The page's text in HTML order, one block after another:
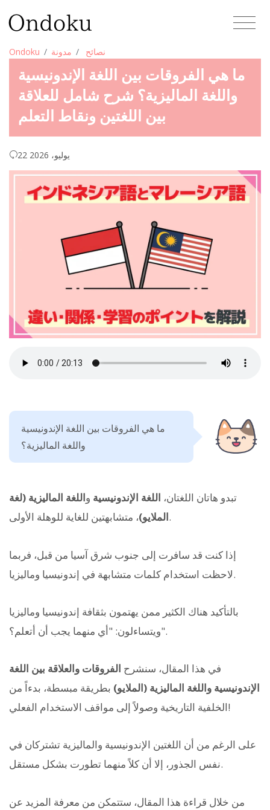
Ondoku مدونة نصائح
ما هي الفروقات بين اللغة الإندونيسية
واللغة الماليزية؟ شرح شامل للعلاقة
بين اللغتين ونقاط التعلم
22 يوليو، 2026
ما هي الفروقات بين اللغة الإندونيسية
واللغة الماليزية؟
تبدو هاتان اللغتان، اللغة الإندونيسية واللغة الماليزية (لغة
الملايو)، متشابهتين للغاية للوهلة الأولى.
إذا كنت قد سافرت إلى جنوب شرق آسيا من قبل، فربما
لاحظت استخدام كلمات متشابهة في إندونيسيا وماليزيا.
بالتأكيد هناك الكثير ممن يهتمون بثقافة إندونيسيا وماليزيا
ويتساءلون: "أي منهما يجب أن أتعلم؟".
في هذا المقال، سنشرح الفروقات والعلاقة بين اللغة
الإندونيسية واللغة الماليزية (الملايو) بطريقة مبسطة، بدءاً من
الخلفية التاريخية وصولاً إلى مواقف الاستخدام الفعلي!
على الرغم من أن اللغتين الإندونيسية والماليزية تشتركان في
نفس الجذور، إلا أن كلاً منهما تطورت بشكل مستقل.
من خلال قراءة هذا المقال، ستتمكن من معرفة المزيد عن